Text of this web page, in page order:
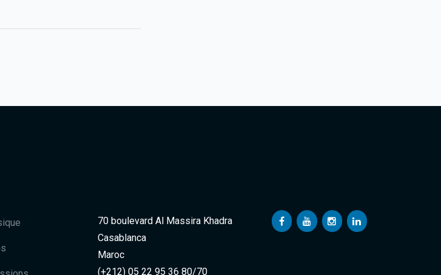
70 boulevard Al Massira Khadra
Casablanca
Maroc
(+212) 05 22 95 36 80/70